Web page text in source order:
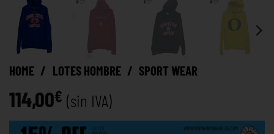
HOME / LOTES HOMBRE / SPORT WEAR
114,00€ (sin IVA)